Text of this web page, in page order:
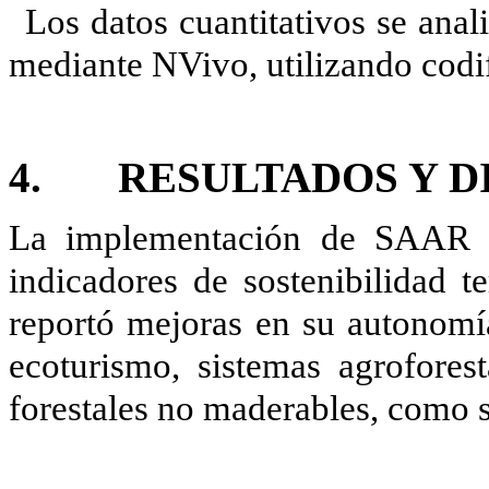
Los datos cuantitativos se
mediante NVivo, utilizando
4. RESULTADOS Y
La implementación de
indicadores de sostenibilidad
reportó mejoras en su
ecoturismo, sistemas
forestales no maderables, como